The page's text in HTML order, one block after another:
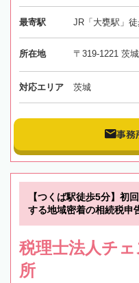
最寄駅 JR「大甕駅」徒
所在地 〒319-1221 茨
対応エリア 茨城
事務
【つくば駅徒歩5分】初
する地域密着の相続税申
税理士法人チ
所